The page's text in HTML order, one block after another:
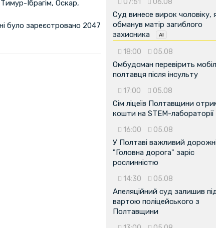
Ібрагім, Оскар,
було зареєстровано 2047
07:51 06.08
Суд винесе вирок чоловіку,
обманув матір загиблого
захисника
18:00 05.08
Омбудсман перевірить
полтавця після інсульту
17:00 05.08
Сім ліцеїв Полтавщини
кошти на STEM-лабораторії
16:00 05.08
У Полтаві важливий
"Головна дорога" заріс
рослинністю
14:30 05.08
Апеляційний суд залишив
вартою поліцейського з
Полтавщини